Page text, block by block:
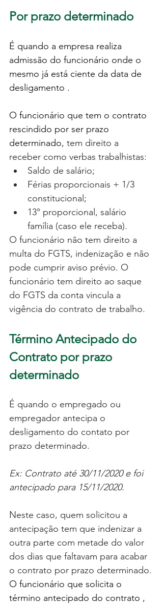
Por prazo determinado
É quando a empresa realiza
admissão do funcionário onde o
mesmo já está ciente da data de
desligamento .
O funcionário que tem o contrato
rescindido por ser prazo
determinado, tem direito a
receber como verbas trabalhistas:
Saldo de salário;
Férias proporcionais + 1/3
constitucional;
13° proporcional, salário
família (caso ele receba).
O funcionário não tem direito a
multa do FGTS, indenização e não
pode cumprir aviso prévio. O
funcionário tem direito ao saque
do FGTS da conta vincula a
vigência do contrato de trabalho.
Término Antecipado do
Contrato por prazo
determinado
É quando o empregado ou
empregador antecipa o
desligamento do contato por
prazo determinado.
Ex: Contrato até 30/11/2020 e foi
antecipado para 15/11/2020.
Neste caso, quem solicitou a
antecipação tem que indenizar a
outra parte com metade do valor
dos dias que faltavam para acabar
o contrato por prazo determinado.
O funcionário que solicita o
término antecipado do contrato ,